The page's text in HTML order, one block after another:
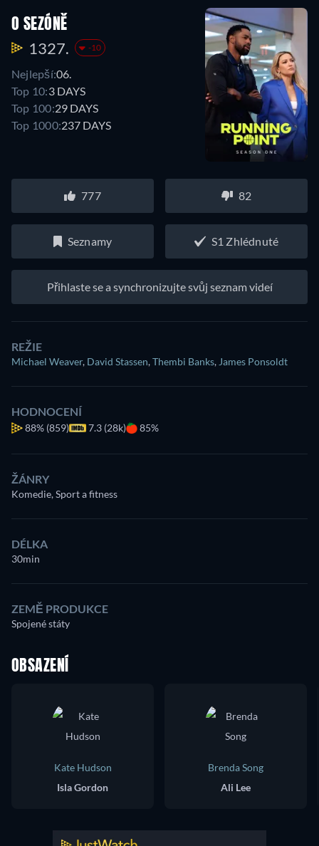
O SEZÓNĚ
1327. -10
Nejlepší:06.
Top 10:3 DAYS
Top 100:29 DAYS
Top 1000:237 DAYS
777 82
Seznamy S1 Zhlédnuté
Přihlaste se a synchronizujte svůj seznam videí
REŽIE
Michael Weaver, David Stassen,Thembi Banks, James Ponsoldt
HODNOCENÍ
88% (859) 7.3 (28k) 85%
ŽÁNRY
Komedie, Sport a fitness
DÉLKA
30min
ZEMĚ PRODUKCE
Spojené státy
OBSAZENÍ
Kate Hudson
Isla Gordon
Brenda Song
Ali Lee